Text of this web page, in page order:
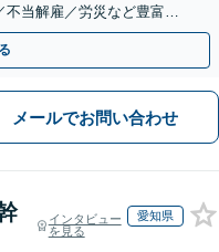
不当解雇／労災など豊富な
休日対応】
メールでお問い合わせ
インタビュー
を見る
愛知県